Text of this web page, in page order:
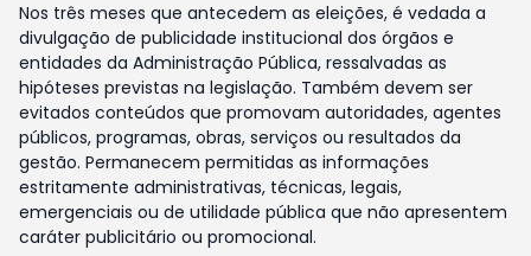
Nos três meses que antecedem as eleições, é vedada a
divulgação de publicidade institucional dos órgãos e
entidades da Administração Pública, ressalvadas as
hipóteses previstas na legislação. Também devem ser
evitados conteúdos que promovam autoridades, agentes
públicos, programas, obras, serviços ou resultados da
gestão. Permanecem permitidas as informações
estritamente administrativas, técnicas, legais,
emergenciais ou de utilidade pública que não apresentem
caráter publicitário ou promocional.